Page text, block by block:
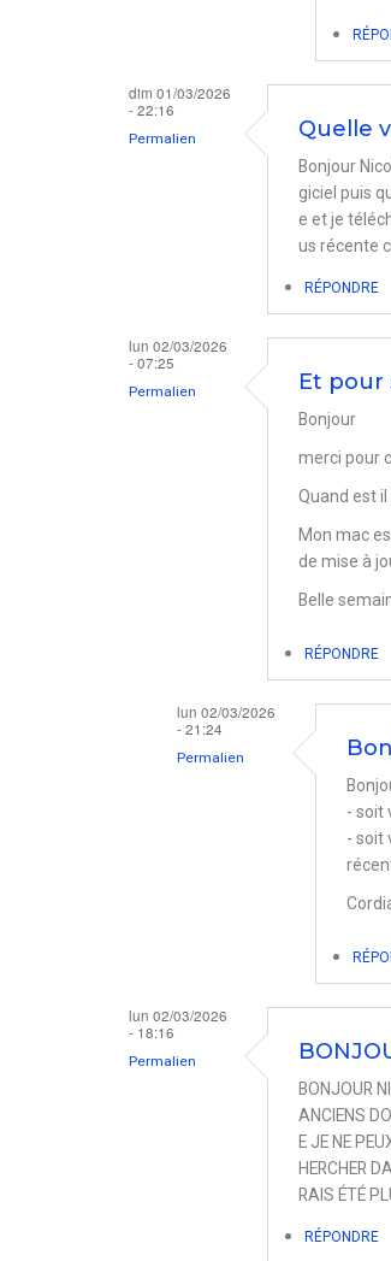
par
dim 01/03/2026
- 22:16
Permalien Quelle
Bonjour
giciel puis
e et je
us récente
RÉPONDRE
lun 02/03/2026
- 07:25
Permalien Et pour
Bonjour
merci pour
Quand est
Mon mac
de mise à
Belle
RÉPONDRE
lun 02/03/2026
- 21:24
Permalien
- soit
- soit
lun 02/03/2026
- 18:16
Permalien
BONJOUR
ANCIENS
E JE NE
HERCHER
RAIS ÉTÉ
RÉPONDRE